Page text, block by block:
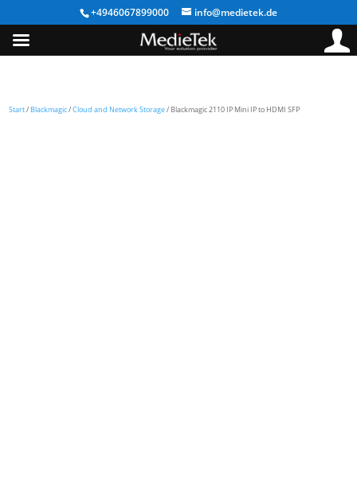
+4946067899000 info@medietek.de
Start/ Blackmagic/Cloud and Network Storage/ Blackmagic 2110 IP Mini IP to HDMI SFP